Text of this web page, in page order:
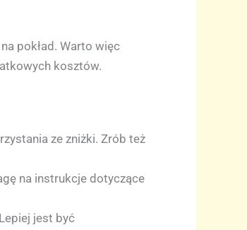
pokład. Warto więc
kosztów.
ze zniżki. Zrób też
na instrukcje dotyczące
jest być